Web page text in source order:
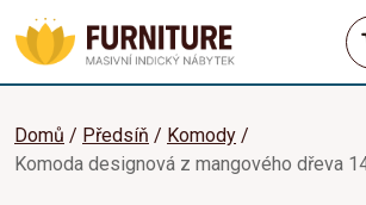
Domů Předsíň
Komody
Komoda designová z mangového dřeva